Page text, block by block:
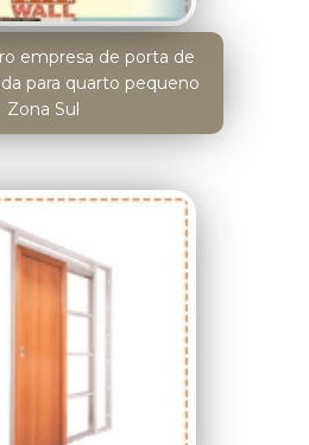
empresa de porta de
para quarto pequeno
Zona Sul